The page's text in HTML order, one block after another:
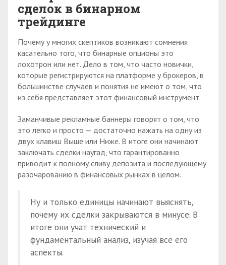
сделок в бинарном
трейдинге
Почему у многих скептиков возникают сомнения
касательно того, что бинарные опционы это
лохотрон или нет. Дело в том, что часто новички,
которые регистрируются на платформе у брокеров, в
большинстве случаев и понятия не имеют о том, что
из себя представляет этот финансовый инструмент.
Заманчивые рекламные баннеры говорят о том, что
это легко и просто — достаточно нажать на одну из
двух клавиш Выше или Ниже. В итоге они начинают
заключать сделки наугад, что гарантированно
приводит к полному сливу депозита и последующему
разочарованию в финансовых рынках в целом.
Ну и только единицы начинают выяснять,
почему их сделки закрываются в минусе. В
итоге они учат технический и
фундаментальный анализ, изучая все его
аспекты.